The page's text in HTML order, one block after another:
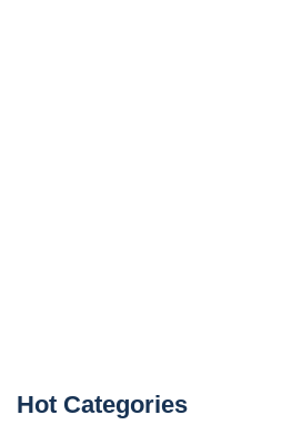
Hot Categories